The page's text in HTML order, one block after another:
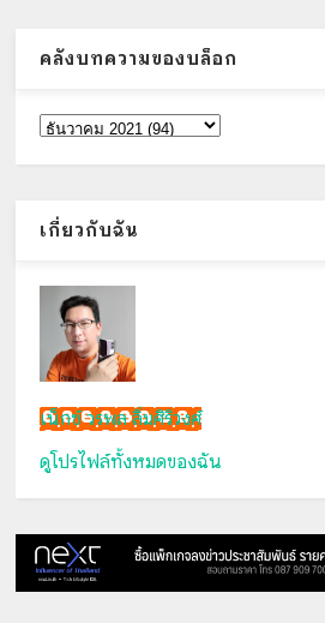
คลังบทความของบล็อก
เกี่ยวกับฉัน
เน็กซ์ วรพล ลิ่มศิริวงศ์
ดูโปรไฟล์ทั้งหมดของฉัน